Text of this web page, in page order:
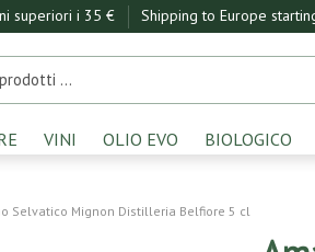
superiori i 35 € Shipping to Europe
VINI OLIO EVO BIOLOGICO
Selvatico Mignon Distilleria Belfiore 5 cl